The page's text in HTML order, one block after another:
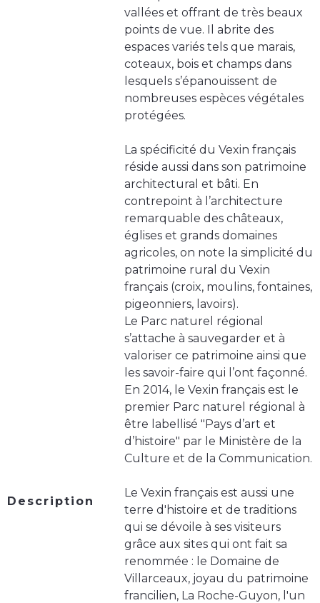
Description
vallées et offrant de très beaux
points de vue. Il abrite des
espaces variés tels que marais,
coteaux, bois et champs dans
lesquels s’épanouissent de
nombreuses espèces végétales
protégées.
La spécificité du Vexin français
réside aussi dans son patrimoine
architectural et bâti. En
contrepoint à l’architecture
remarquable des châteaux,
églises et grands domaines
agricoles, on note la simplicité du
patrimoine rural du Vexin
français (croix, moulins, fontaines,
pigeonniers, lavoirs).
Le Parc naturel régional
s’attache à sauvegarder et à
valoriser ce patrimoine ainsi que
les savoir-faire qui l’ont façonné.
En 2014, le Vexin français est le
premier Parc naturel régional à
être labellisé "Pays d’art et
d’histoire" par le Ministère de la
Culture et de la Communication.
Le Vexin français est aussi une
terre d'histoire et de traditions
qui se dévoile à ses visiteurs
grâce aux sites qui ont fait sa
renommée : le Domaine de
Villarceaux, joyau du patrimoine
francilien, La Roche-Guyon, l'un